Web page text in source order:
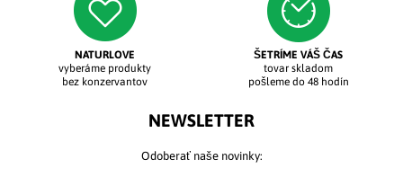
NATURLOVE
vyberáme produkty
bez konzervantov
ŠETRÍME VÁŠ ČAS
tovar skladom
pošleme do 48 hodín
NEWSLETTER
Odoberať naše novinky: